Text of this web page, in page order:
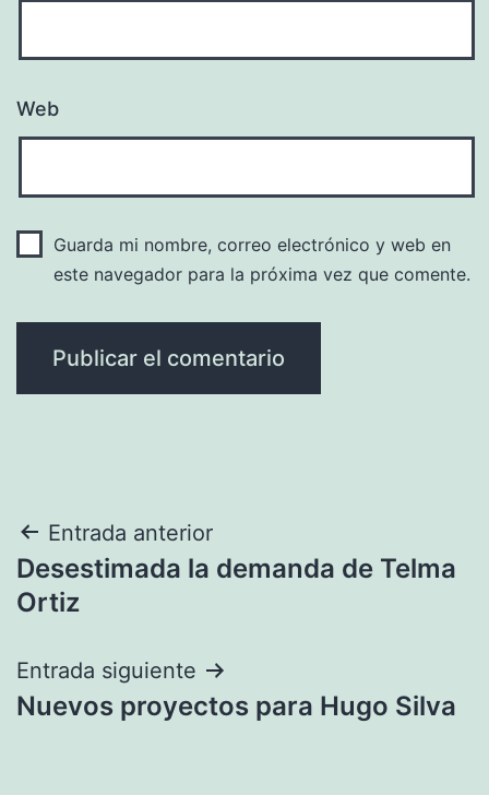
Web
Guarda mi nombre, correo electrónico y web en
este navegador para la próxima vez que comente.
Navegación
de
Entrada anterior
Desestimada la demanda de Telma
Ortiz
Entrada siguiente
Nuevos proyectos para Hugo Silva